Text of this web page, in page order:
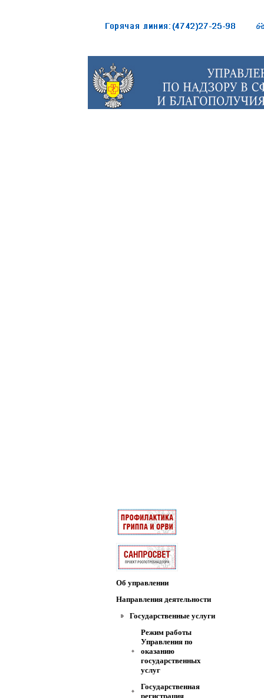
Об управлении
Направления деятельности
Государственные услуги
Режим работы
Управления по
оказанию
государственных
услуг
Государственная
регистрация